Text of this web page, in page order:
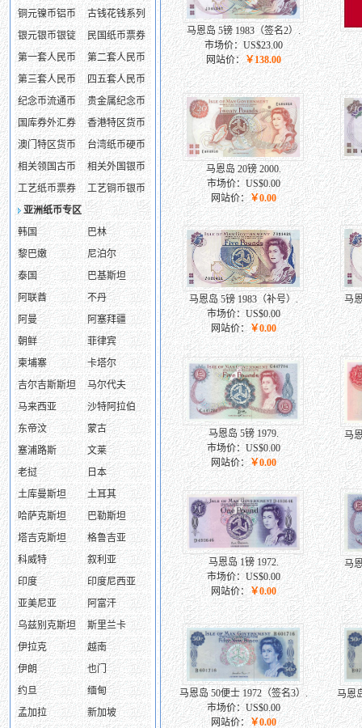
铜元镍币铝币
古钱花钱系列
银元银币银锭
民国纸币票券
第一套人民币
第二套人民币
第三套人民币
四五套人民币
纪念币流通币
贵金属纪念币
国库券外汇券
香港特区货币
澳门特区货币
台湾纸币硬币
相关领国古币
相关外国银币
工艺纸币票券
工艺铜币银币
亚洲纸币专区
韩国
巴林
黎巴嫩
尼泊尔
泰国
巴基斯坦
阿联酋
不丹
阿曼
阿塞拜疆
朝鲜
菲律宾
柬埔寨
卡塔尔
吉尔吉斯斯坦
马尔代夫
马来西亚
沙特阿拉伯
东帝汶
蒙古
塞浦路斯
文莱
老挝
日本
土库曼斯坦
土耳其
哈萨克斯坦
巴勒斯坦
塔吉克斯坦
格鲁吉亚
科威特
叙利亚
印度
印度尼西亚
亚美尼亚
阿富汗
乌兹别克斯坦
斯里兰卡
伊拉克
越南
伊朗
也门
约旦
缅甸
孟加拉
新加坡
马恩岛 5镑 1983（签名2）.
市场价：US$23.00
网站价：￥138.00
马恩岛 20镑 2000.
市场价：US$0.00
网站价：￥0.00
马恩岛 5镑 1983（补号）.
市场价：US$0.00
网站价： ￥0.00
马
马恩岛 5镑 1979.
市场价：US$0.00
网站价：￥0.00
马
马恩岛 1镑 1972.
市场价：US$0.00
网站价： ￥0.00
马
马恩岛 50便士 1972（签名3）.
市场价：US$0.00
网站价：￥0.00
马恩